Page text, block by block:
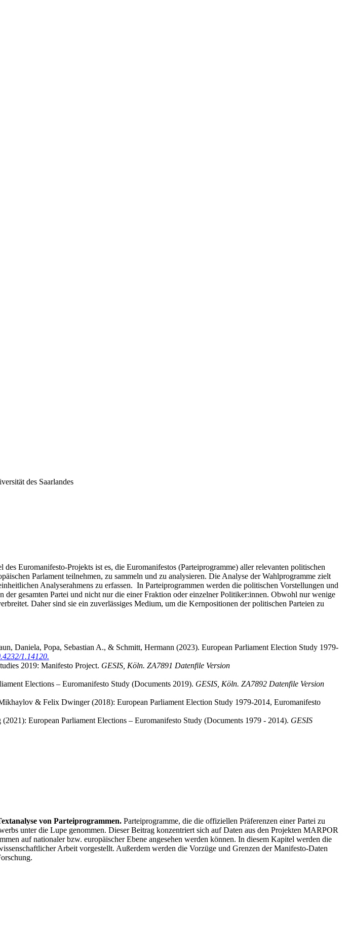
des Saarlandes
des Euromanifesto-Projekts ist es, die Euromanifestos (Parteiprogramme) aller relevanten politischen
Parlament teilnehmen, zu sammeln und zu analysieren. Die Analyse der Wahlprogramme zielt
Analyserahmens zu erfassen. In Parteiprogrammen werden die politischen Vorstellungen und
gesamten Partei und nicht nur die einer Fraktion oder einzelner Politiker:innen. Obwohl nur wenige
Daher sind sie ein zuverlässiges Medium, um die Kernpositionen der politischen Parteien zu
Daniela, Popa, Sebastian A., & Schmitt, Hermann (2023). European Parliament Election Study 1979-
1.14120.
2019: Manifesto Project. GESIS, Köln. ZA7891 Datenfile Version
Elections – Euromanifesto Study (Documents 2019). GESIS, Köln. ZA7892 Datenfile Version
& Felix Dwinger (2018): European Parliament Election Study 1979-2014, Euromanifesto
European Parliament Elections – Euromanifesto Study (Documents 1979 - 2014). GESIS
von Parteiprogrammen. Parteiprogramme, die die offiziellen Präferenzen einer Partei zu
unter die Lupe genommen. Dieser Beitrag konzentriert sich auf Daten aus den Projekten MARPOR
auf nationaler bzw. europäischer Ebene angesehen werden können. In diesem Kapitel werden die
Arbeit vorgestellt. Außerdem werden die Vorzüge und Grenzen der Manifesto-Daten